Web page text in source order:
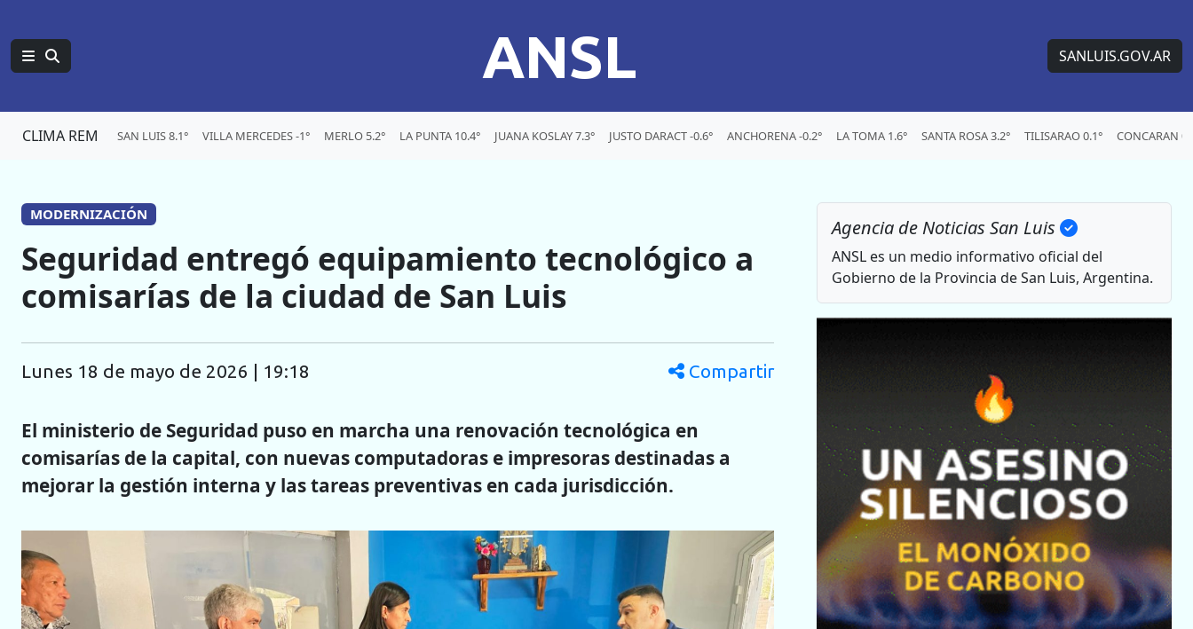
ANSL SANLUIS.GOV.AR
CLIMA REM SAN LUIS 8.1° VILLA MERCEDES -1° MERLO 5.2° LA PUNTA 10.4° JUANA KOSLAY 7.3° JUSTO DARACT -0.6° ANCHORENA -0.2° LA TOMA 1.6° SANTA ROSA 3.2° TILISARAO 0.1° CONCARAN
MODERNIZACIÓN
Seguridad entregó equipamiento tecnológico a
comisarías de la ciudad de San Luis
lunes 18 de mayo de 2026 | 19:18 Compartir
El ministerio de Seguridad puso en marcha una renovación tecnológica en
comisarías de la capital, con nuevas computadoras e impresoras destinadas a
mejorar la gestión interna y las tareas preventivas en cada jurisdicción.
Agencia de Noticias San Luis
ANSL es un medio informativo oficial del
Gobierno de la Provincia de San Luis, Argentina.